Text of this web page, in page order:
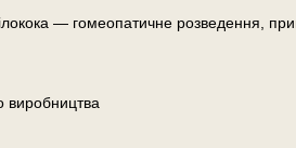
— гомеопатичне розведення,
виробництва